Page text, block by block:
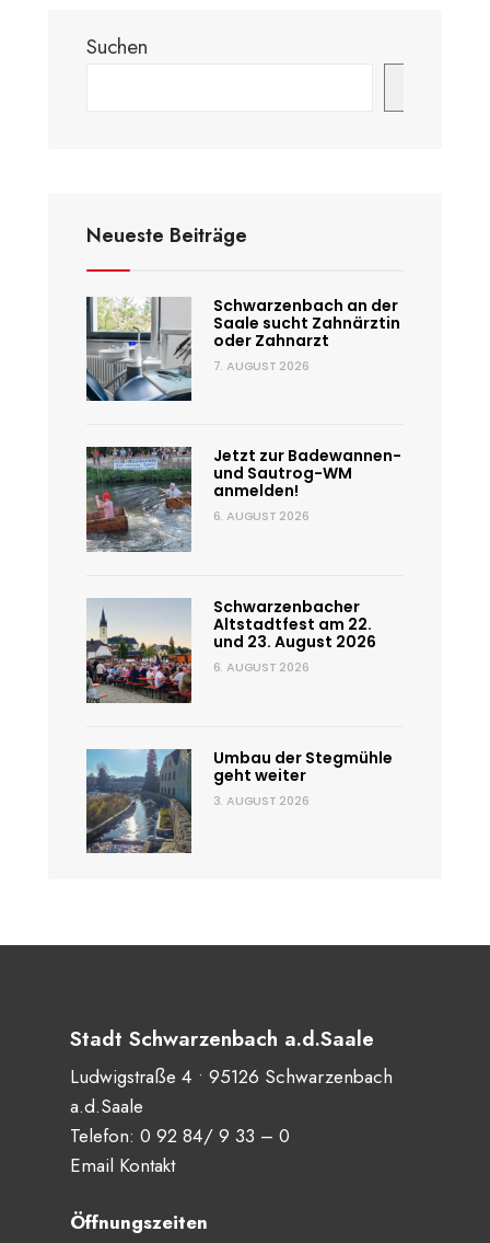
Suchen
Neueste Beiträge
Schwarzenbach an der
Saale sucht Zahnärztin
oder Zahnarzt
7. AUGUST 2026
Jetzt zur Badewannen-
und Sautrog-WM
anmelden!
6. AUGUST 2026
Schwarzenbacher
Altstadtfest am 22.
und 23. August 2026
6. AUGUST 2026
Umbau der Stegmühle
geht weiter
3. AUGUST 2026
Stadt Schwarzenbach a.d.Saale
Ludwigstraße 4 • 95126 Schwarzenbach
a.d.Saale
Telefon: 0 92 84/ 9 33 – 0
Email Kontakt
Öffnungszeiten